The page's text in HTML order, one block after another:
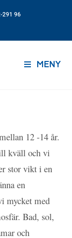
291 96
MENY
12 -14 år.
kväll och vi
stor vikt i en
en
mycket med
Bad, sol,
och